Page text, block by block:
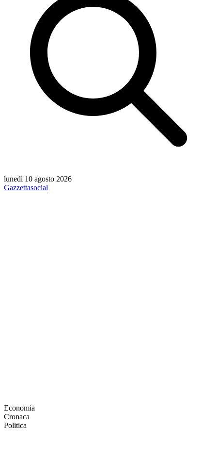
lunedì 10 agosto 2026
Gazzettasocial
Economia
Cronaca
Politica